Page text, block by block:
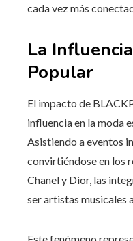
cada vez más
La
Popular
El impacto de
influencia en la moda
Asistiendo a eventos
convirtiéndose en los
Chanel y Dior, las
ser artistas musicales